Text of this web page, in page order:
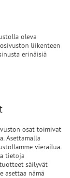
oleva
liikenteen
erinäisiä
osat toimivat
Asettamalla
vierailua.
tietoja
säilyvät
asettaa nämä